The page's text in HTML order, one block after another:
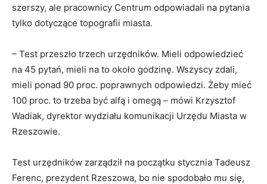
szerszy, ale pracownicy Centrum odpowiadali na pytania
tylko dotyczące topografii miasta.
– Test przeszło trzech urzędników. Mieli odpowiedzieć
na 45 pytań, mieli na to około godzinę. Wszyscy zdali,
mieli ponad 90 proc. poprawnych odpowiedzi. Żeby mieć
100 proc. to trzeba być alfą i omegą – mówi Krzysztof
Wadiak, dyrektor wydziału komunikacji Urzędu Miasta w
Rzeszowie.
Test urzędników zarządził na początku stycznia Tadeusz
Ferenc, prezydent Rzeszowa, bo nie spodobało mu się,